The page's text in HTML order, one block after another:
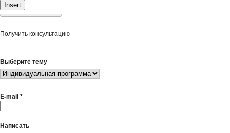
Insert
Получить консультацию
Выберите тему
E-mail *
Написать